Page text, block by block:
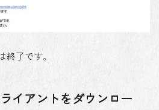
了です。
イアントをダウンロー